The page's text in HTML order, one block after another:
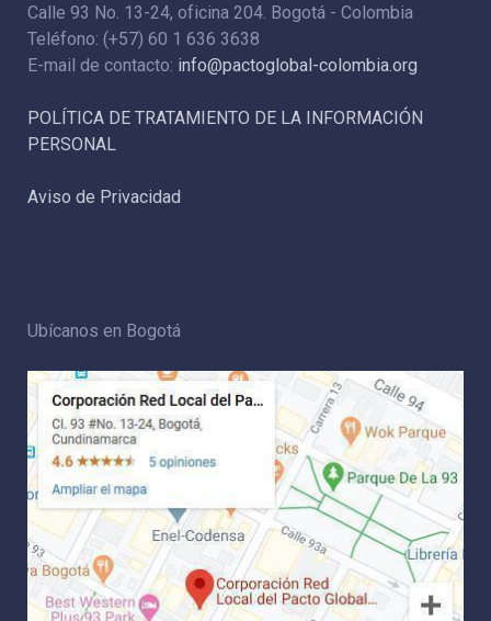
Calle 93 No. 13-24, oficina 204. Bogotá - Colombia
Teléfono: (+57) 60 1 636 3638
E-mail de contacto: info@pactoglobal-colombia.org
POLÍTICA DE TRATAMIENTO DE LA INFORMACIÓN
PERSONAL
Aviso de Privacidad
Ubícanos en Bogotá